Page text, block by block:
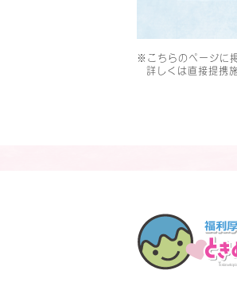
※こちらのページに
詳しくは直接提携